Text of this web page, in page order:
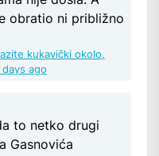
obratio ni približno
kukavički okolo,
days ago
to netko drugi
Gasnovića